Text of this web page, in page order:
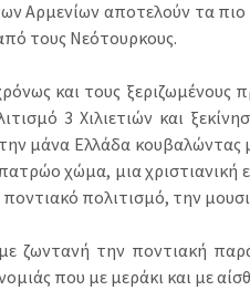
Αρμενίων αποτελούν τα
τους Νεότουρκους.
και τους
3 Χιλιετιών και
μάνα Ελλάδα κουβαλώντας
χώμα, μια
πολιτισμό, την
ζωντανή την ποντιακή
που με μεράκι και με